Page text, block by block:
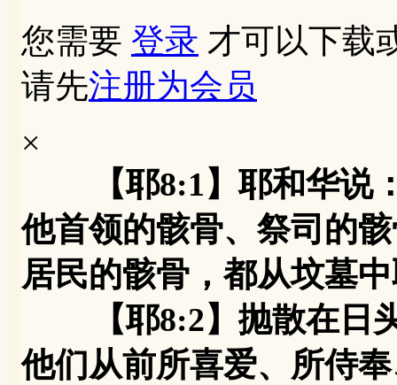
您需要 登录 才可以下载
请先注册为会员
×
【耶8:1】耶和华
他首领的骸骨、祭司的
居民的骸骨，都从坟墓
【耶8:2】抛散在日头
他们从前所喜爱、所侍